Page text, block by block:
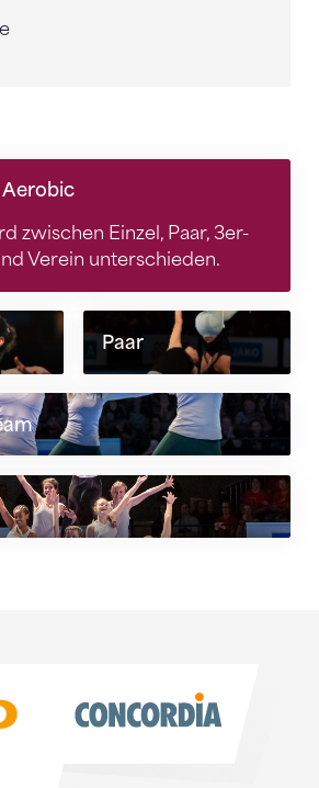
Aerobic
zwischen Einzel, Paar, 3er-
Verein unterschieden.
Paar